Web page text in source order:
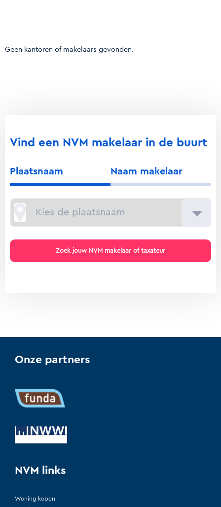
Geen kantoren of makelaars gevonden.
Vind een NVM makelaar in de buurt
Plaatsnaam Naam makelaar
Onze partners
NVM links
Woning kopen